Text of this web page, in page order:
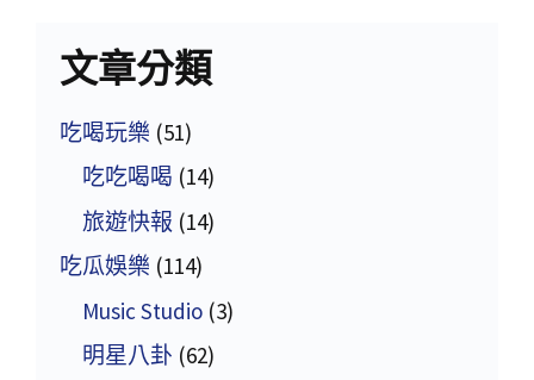
文章分類
吃喝玩樂 (51)
吃吃喝喝 (14)
旅遊快報 (14)
吃瓜娛樂 (114)
Music Studio (3)
明星八卦 (62)